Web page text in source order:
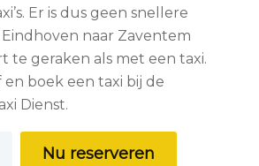
Er is dus geen snellere
naar Zaventem
te geraken als met een taxi.
boek een taxi bij de
Dienst.
Nu reserveren